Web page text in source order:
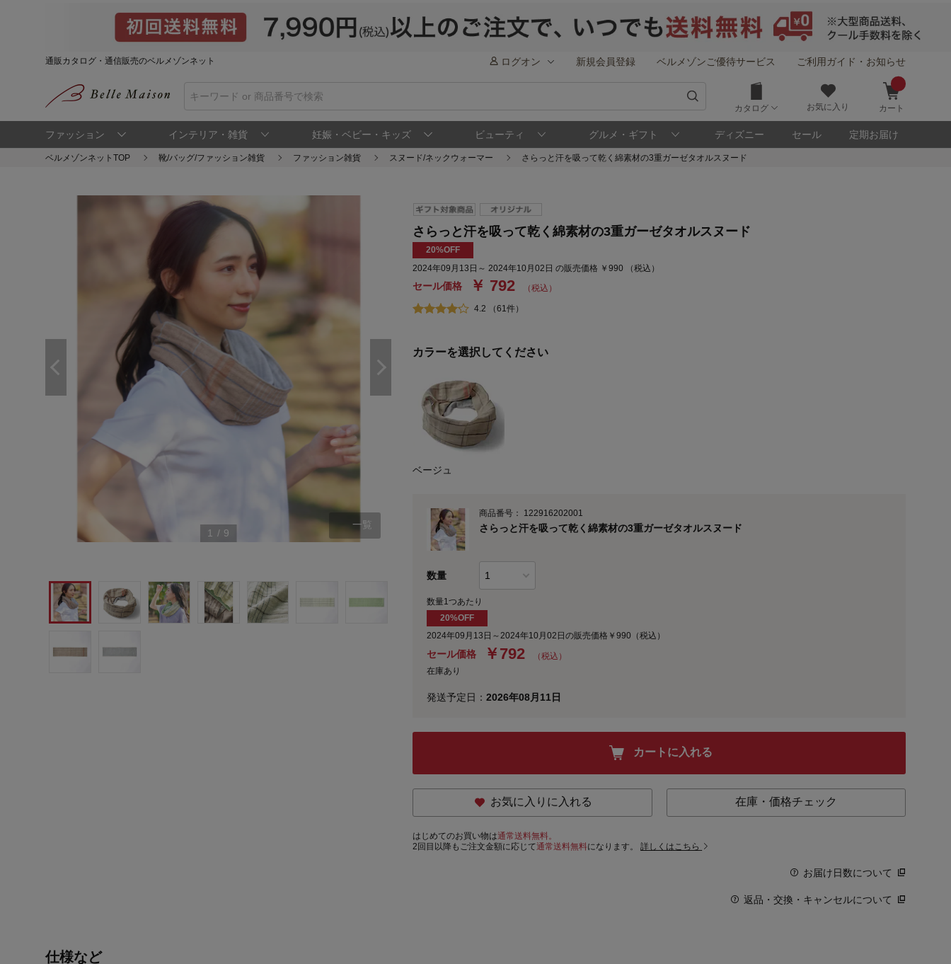
通販カタログ・通信販売のベルメゾンネット ログオン 新規会員登録 ベルメゾンご優待サービス ご利用ガイド・お知らせ
カタログ お気に入り カート
ファッション インテリア・雑貨 妊娠・ベビー・キッズ ビューティ グルメ・ギフト ディズニー セール 定期お届け
ベルメゾンネットTOP 靴/バッグ/ファッション雑貨 ファッション雑貨 スヌード/ネックウォーマー さらっと汗を吸って乾く綿素材の3重ガーゼタオルスヌード
1 / 9
一覧
さらっと汗を吸って乾く綿素材の3重ガーゼタオルスヌード
20%OFF
2024年09月13日～ 2024年10月02日 の販売価格 ￥990 （税込）
セール価格 ￥ 792 （税込）
4.2 （61件）
カラーを選択してください
ベージュ
商品番号： 122916202001
さらっと汗を吸って乾く綿素材の3重ガーゼタオルスヌード
数量
数量1つあたり
20%OFF
2024年09月13日～2024年10月02日の販売価格￥990（税込）
セール価格 ￥ 792
（税込）
在庫あり
発送予定日：2026年08月11日
カートに入れる
お気に入りに入れる 在庫・価格チェック
はじめてのお買い物は通常送料無料。
2回目以降もご注文金額に応じて通常送料無料になります。詳しくはこちら
お届け日数について
返品・交換・キャンセルについて
仕様など